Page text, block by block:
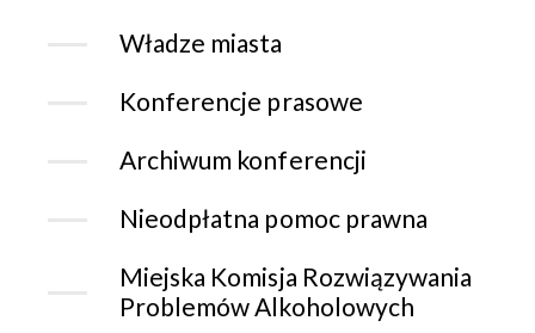
Władze miasta
Konferencje prasowe
Archiwum konferencji
Nieodpłatna pomoc prawna
Miejska Komisja Rozwiązywania
Problemów Alkoholowych